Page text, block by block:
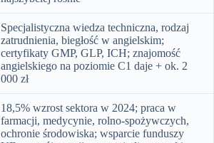
Specjalistyczna wiedza techniczna, rodzaj
zatrudnienia, biegłość w angielskim;
certyfikaty GMP, GLP, ICH; znajomość
angielskiego na poziomie C1 daje + ok. 2
000 zł
18,5% wzrost sektora w 2024; praca w
farmacji, medycynie, rolno-spożywczych,
ochronie środowiska; wsparcie funduszy